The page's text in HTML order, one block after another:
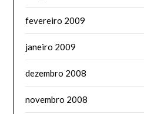
fevereiro 2009
janeiro 2009
dezembro 2008
novembro 2008